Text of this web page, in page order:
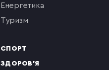
енергетика
туризм
СПОРТ
ЗДОРОВ'Я